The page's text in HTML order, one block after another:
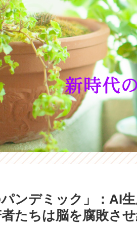
パンデミック」：AI
たちは脳を腐敗さ